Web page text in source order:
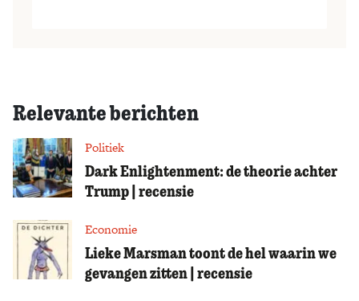
Relevante berichten
Politiek
Dark Enlightenment: de theorie achter
Trump | recensie
Economie
Lieke Marsman toont de hel waarin we
gevangen zitten | recensie